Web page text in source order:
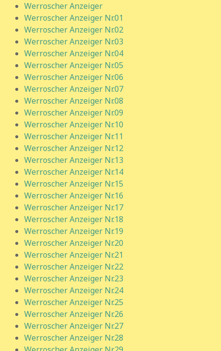
Werroscher Anzeiger
Werroscher Anzeiger Nr.01
Werroscher Anzeiger Nr.02
Werroscher Anzeiger Nr.03
Werroscher Anzeiger Nr.04
Werroscher Anzeiger Nr.05
Werroscher Anzeiger Nr.06
Werroscher Anzeiger Nr.07
Werroscher Anzeiger Nr.08
Werroscher Anzeiger Nr.09
Werroscher Anzeiger Nr.10
Werroscher Anzeiger Nr.11
Werroscher Anzeiger Nr.12
Werroscher Anzeiger Nr.13
Werroscher Anzeiger Nr.14
Werroscher Anzeiger Nr.15
Werroscher Anzeiger Nr.16
Werroscher Anzeiger Nr.17
Werroscher Anzeiger Nr.18
Werroscher Anzeiger Nr.19
Werroscher Anzeiger Nr.20
Werroscher Anzeiger Nr.21
Werroscher Anzeiger Nr.22
Werroscher Anzeiger Nr.23
Werroscher Anzeiger Nr.24
Werroscher Anzeiger Nr.25
Werroscher Anzeiger Nr.26
Werroscher Anzeiger Nr.27
Werroscher Anzeiger Nr.28